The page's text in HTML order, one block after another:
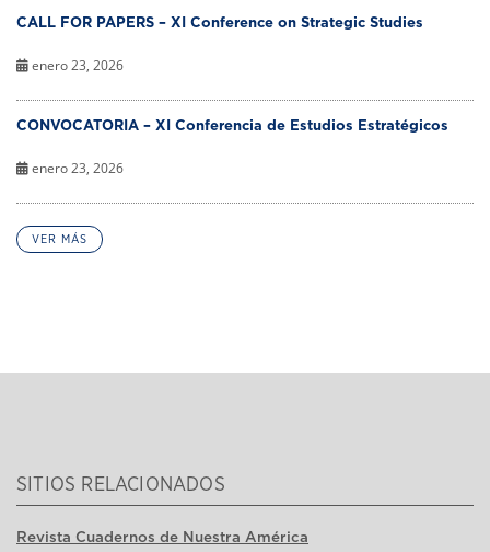
CALL FOR PAPERS – XI Conference on Strategic Studies
enero 23, 2026
CONVOCATORIA – XI Conferencia de Estudios Estratégicos
enero 23, 2026
VER MÁS
SITIOS RELACIONADOS
Revista Cuadernos de Nuestra América